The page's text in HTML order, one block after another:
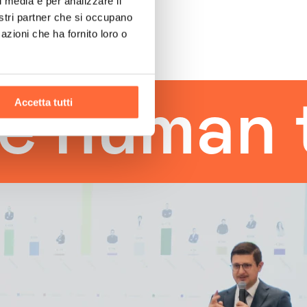
partner che si occupano
che ha fornito loro o
Accetta tutti